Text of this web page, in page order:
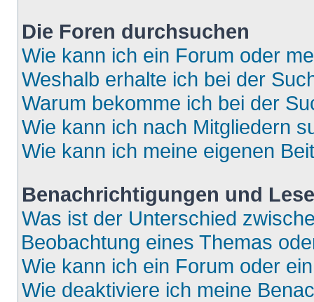
Die Foren durchsuchen
Wie kann ich ein Forum oder
Weshalb erhalte ich bei der
Warum bekomme ich bei der
Wie kann ich nach Mitgliedern
Wie kann ich meine eigenen
Benachrichtigungen und
Was ist der Unterschied
Beobachtung eines Themas
Wie kann ich ein Forum oder
Wie deaktiviere ich meine